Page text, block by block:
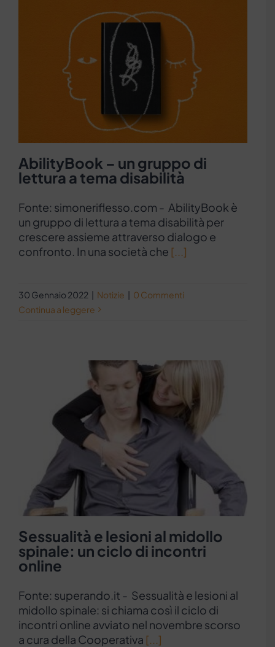
AbilityBook – un gruppo di
lettura a tema disabilità
Fonte: simoneriflesso.com - AbilityBook è
un gruppo di lettura a tema disabilità per
crescere assieme attraverso dialogo e
confronto. In una società che [...]
30 Gennaio 2022 | Notizie | 0 Commenti
Continua a leggere
Sessualità e lesioni al midollo
spinale: un ciclo di incontri
online
Fonte: superando.it - Sessualità e lesioni al
midollo spinale: si chiama così il ciclo di
incontri online avviato nel novembre scorso
a cura della Cooperativa [...]